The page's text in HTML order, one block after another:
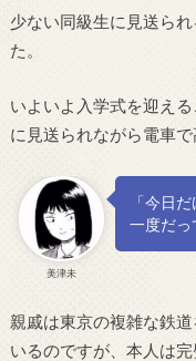
少ない同級生に見送ら
た。
いよいよ入学式を迎え
に見送られながら電車で
美津未
「今日
一度だっ
親戚は東京の複雑な鉄
いるのですが、本人は